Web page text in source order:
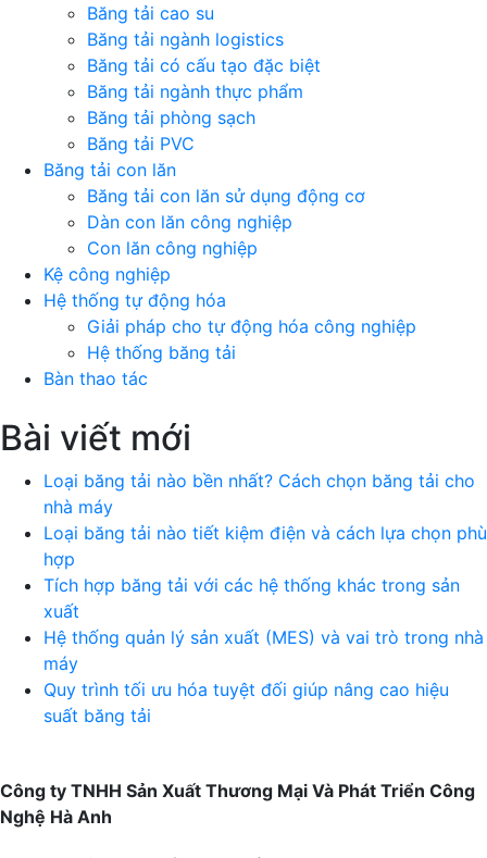
Băng tải cao su
Băng tải ngành logistics
Băng tải có cấu tạo đặc biệt
Băng tải ngành thực phẩm
Băng tải phòng sạch
Băng tải PVC
Băng tải con lăn
Băng tải con lăn sử dụng động cơ
Dàn con lăn công nghiệp
Con lăn công nghiệp
Kệ công nghiệp
Hệ thống tự động hóa
Giải pháp cho tự động hóa công nghiệp
Hệ thống băng tải
Bàn thao tác
Bài viết mới
Loại băng tải nào bền nhất? Cách chọn băng tải cho
nhà máy
Loại băng tải nào tiết kiệm điện và cách lựa chọn phù
hợp
Tích hợp băng tải với các hệ thống khác trong sản
xuất
Hệ thống quản lý sản xuất (MES) và vai trò trong nhà
máy
Quy trình tối ưu hóa tuyệt đối giúp nâng cao hiệu
suất băng tải
Công ty TNHH Sản Xuất Thương Mại Và Phát Triển Công
Nghệ Hà Anh